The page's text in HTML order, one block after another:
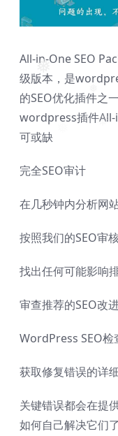
❅
❅
❅
All-in-One SEO
级版本，是
的SEO优化插件之
wordpress插件All-
可或缺
完全SEO审计
在几秒钟内分析网
按照我们的SEO审
找出任何可能影响
审查推荐的SEO改
WordPress SEO检
获取修复错误的详
关键错误都会在提
如何自己解决它们